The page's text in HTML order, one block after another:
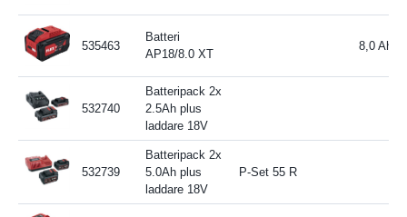
535463
Batteri
AP18/8.0 XT
8,0 Ah
532740
Batteripack 2x
2.5Ah plus
laddare 18V
532739
Batteripack 2x
5.0Ah plus
laddare 18V
P-Set 55 R